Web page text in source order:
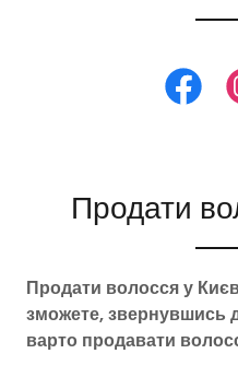
Продати
Продати волосся у
зможете, звернувшись
варто продавати